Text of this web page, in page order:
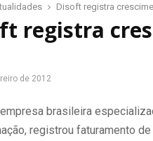
Disoft registra
registra
de 2012
brasileira
registrou faturamento